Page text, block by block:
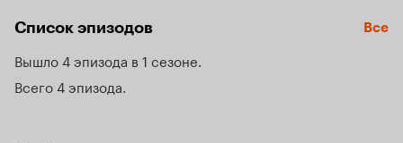
Список эпизодов Все
Вышло 4 эпизода в 1 сезоне
Всего 4 эпизода